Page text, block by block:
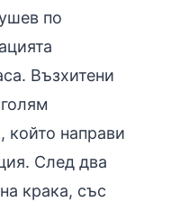
по
Възхитени
който направи
След два
крака, със